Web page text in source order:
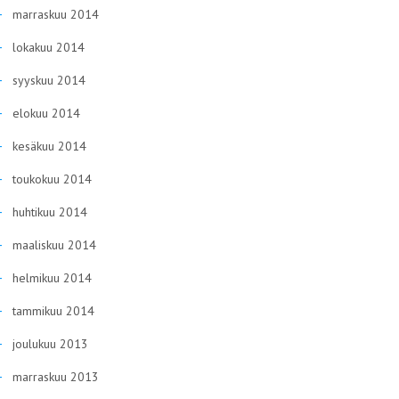
marraskuu 2014
lokakuu 2014
syyskuu 2014
elokuu 2014
kesäkuu 2014
toukokuu 2014
huhtikuu 2014
maaliskuu 2014
helmikuu 2014
tammikuu 2014
joulukuu 2013
marraskuu 2013